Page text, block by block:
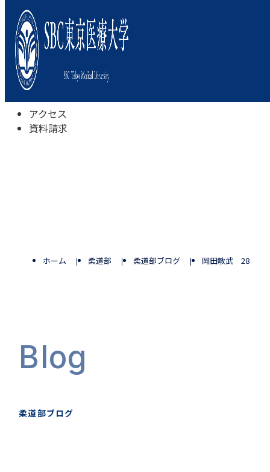
本学について
学びの特色
学部・学科
キャンパスライフ
入試情報
受験相談会
アクセス
資料請求
Blog
柔道部ブログ
ホーム 柔道部 柔道部ブログ 岡田敏武 28